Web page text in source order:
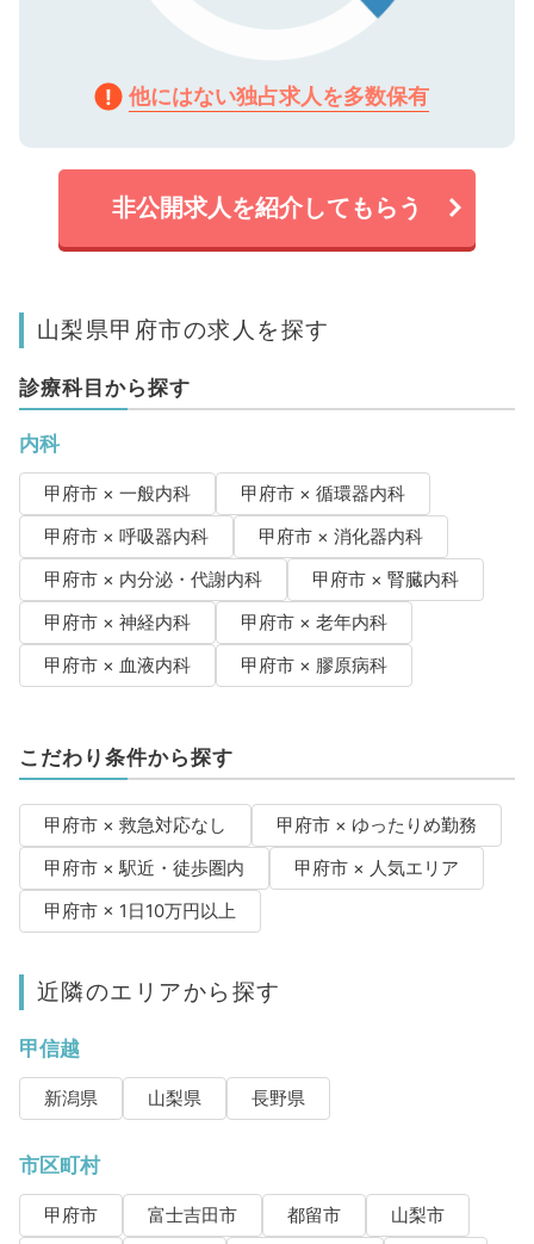
他にはない独占求人を多数保有
非公開求人を紹介してもらう
山梨県甲府市の求人を探す
診療科目から探す
内科
甲府市 × 一般内科
甲府市 × 循環器内科
甲府市 × 呼吸器内科
甲府市 × 消化器内科
甲府市 × 内分泌・代謝内科
甲府市 × 腎臓内科
甲府市 × 神経内科
甲府市 × 老年内科
甲府市 × 血液内科
甲府市 × 膠原病科
こだわり条件から探す
甲府市 × 救急対応なし
甲府市 × ゆったりめ勤務
甲府市 × 駅近・徒歩圏内
甲府市 × 人気エリア
甲府市 × 1日10万円以上
近隣のエリアから探す
甲信越
新潟県 山梨県 長野県
市区町村
甲府市 富士吉田市 都留市
山梨市